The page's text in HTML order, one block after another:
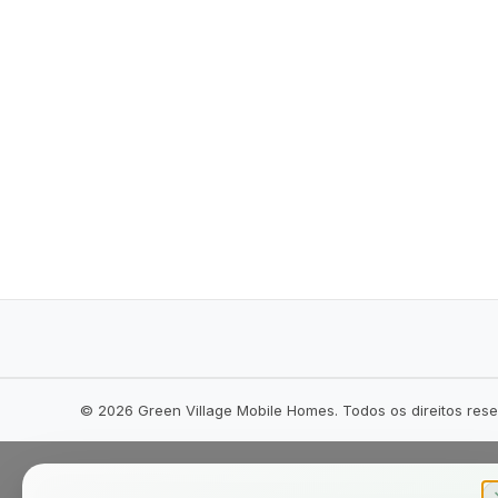
© 2026 Green Village Mobile Homes. Todos os direitos